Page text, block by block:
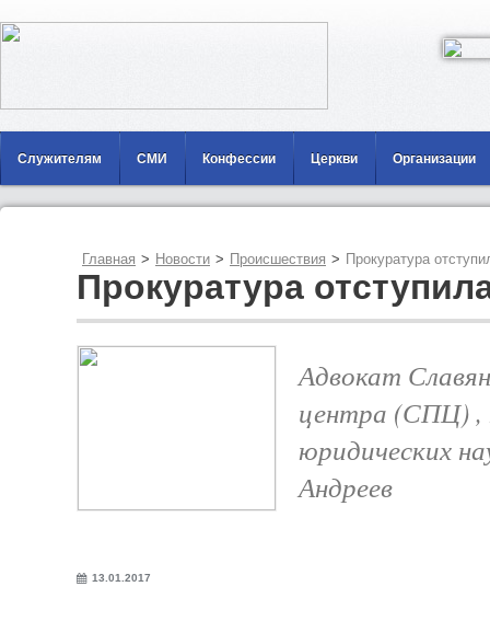
Служителям СМИ Конфессии Церкви Организации
Главная > Новости > Происшествия > Прокуратура
Прокуратура
Адвокат
центра (СПЦ) ,
юридических
Андреев
13.01.2017